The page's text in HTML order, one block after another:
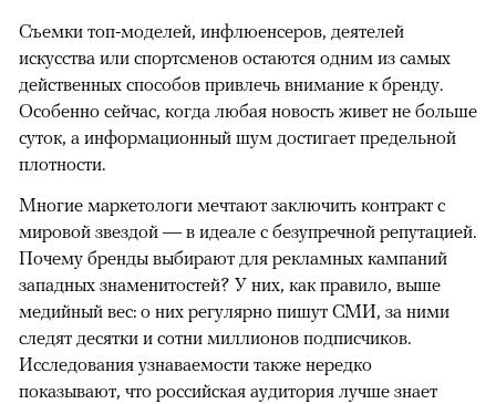
Съемки топ-моделей, инфлюенсеров, деятелей
искусства или спортсменов остаются одним из самых
действенных способов привлечь внимание к бренду.
Особенно сейчас, когда любая новость живет не больше
суток, а информационный шум достигает предельной
плотности.
Многие маркетологи мечтают заключить контракт с
мировой звездой — в идеале с безупречной репутацией.
Почему бренды выбирают для рекламных кампаний
западных знаменитостей? У них, как правило, выше
медийный вес: о них регулярно пишут СМИ, за ними
следят десятки и сотни миллионов подписчиков.
Исследования узнаваемости также нередко
показывают, что российская аудитория лучше знает